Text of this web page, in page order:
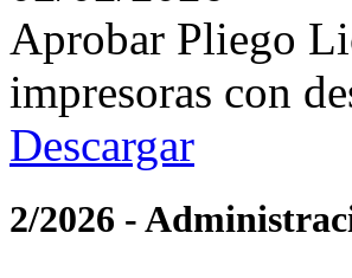
Aprobar Pliego
impresoras con
Descargar
2/2026 -